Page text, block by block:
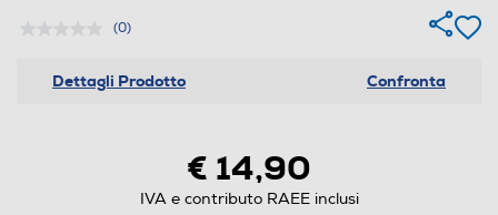
(0)
Dettagli Prodotto Confronta
€ 14,90
IVA e contributo RAEE inclusi